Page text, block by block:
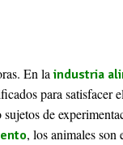
En laindustria
para satisfacer
de
, los animales son